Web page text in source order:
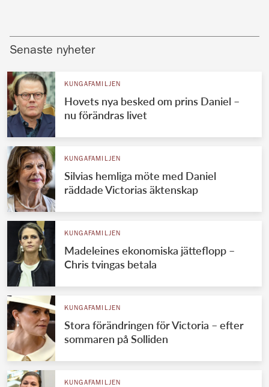
Senaste nyheter
KUNGAFAMILJEN
Hovets nya besked om prins Daniel –
nu förändras livet
KUNGAFAMILJEN
Silvias hemliga möte med Daniel
räddade Victorias äktenskap
KUNGAFAMILJEN
Madeleines ekonomiska jätteflopp –
Chris tvingas betala
KUNGAFAMILJEN
Stora förändringen för Victoria – efter
sommaren på Solliden
KUNGAFAMILJEN